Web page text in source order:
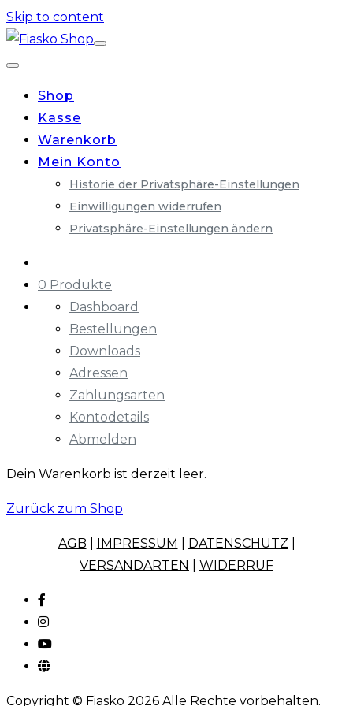
Skip to content
Shop
Kasse
Warenkorb
Mein Konto
Historie der Privatsphäre-Einstellungen
Einwilligungen widerrufen
Privatsphäre-Einstellungen ändern
0 Produkte
Dashboard
Bestellungen
Downloads
Adressen
Zahlungsarten
Kontodetails
Abmelden
Dein Warenkorb ist derzeit leer.
Zurück zum Shop
AGB IMPRESSUM DATENSCHUTZ
VERSANDARTEN
WIDERRUF
Copyright © Fiasko 2026 Alle Rechte vorbehalten.